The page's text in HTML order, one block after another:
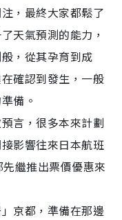
，最終大家都鬆了
天氣預測的能力，
，從其孕育到成
確認到發生，一般
備。
言，很多本來計劃
影響往來日本航班
繼推出票價優惠來
京都，準備在那邊